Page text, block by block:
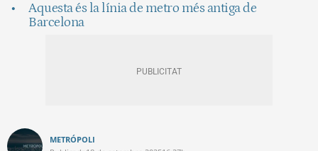
Aquesta és la línia de metro més antiga de
Barcelona
METRÓPOLI